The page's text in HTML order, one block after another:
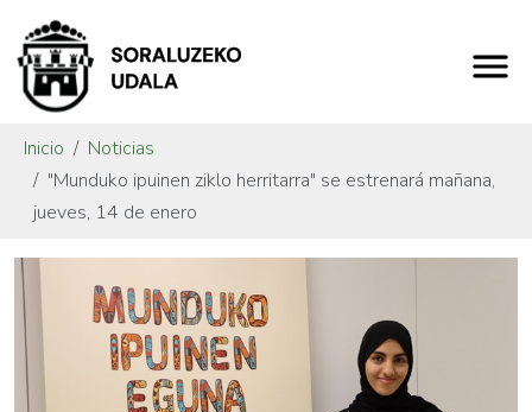
Inicio
Noticias
"Munduko ipuinen ziklo herritarra" se estrenará mañana,
jueves, 14 de enero